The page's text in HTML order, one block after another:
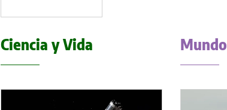
Ciencia y Vida Mundo